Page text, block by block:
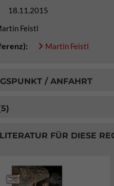
18.11.2015
Feistl
Martin Feistl
/ ANFAHRT
FÜR DIESE